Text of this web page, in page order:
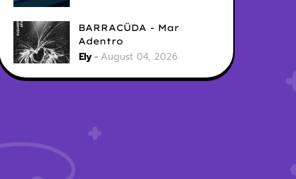
BARRACÜDA - Mar
Adentro
Ely August 04, 2026